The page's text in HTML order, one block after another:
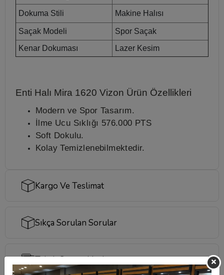
Dokuma Stili Makine Halısı
Saçak Modeli
Spor Saçak
Kenar Dokuması
Lazer Kesim
Enti Halı Mira 1620 Vizon Ürün Özellikleri
Modern ve Spor Tasarım.
İlme Ucu Sıklığı 576.000 PTS
Soft Dokulu.
Kolay Temizlenebilmektedir.
Kargo Ve Teslimat
Sıkça Sorulan Sorular
Taksit Seçenekleri